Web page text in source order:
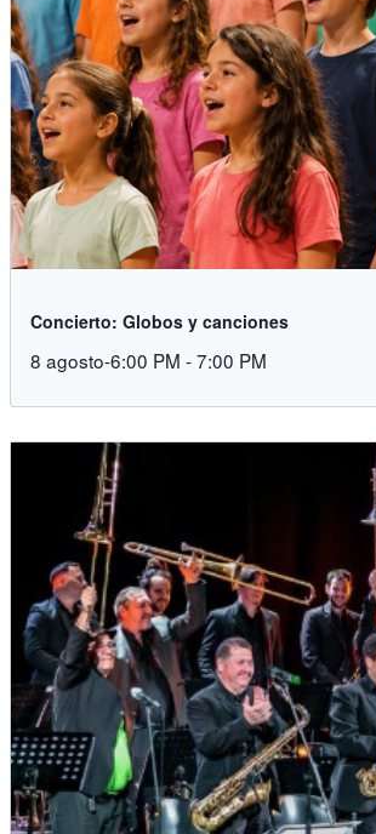
Concierto: Globos y canciones
8 agosto-6:00 PM -7:00 PM